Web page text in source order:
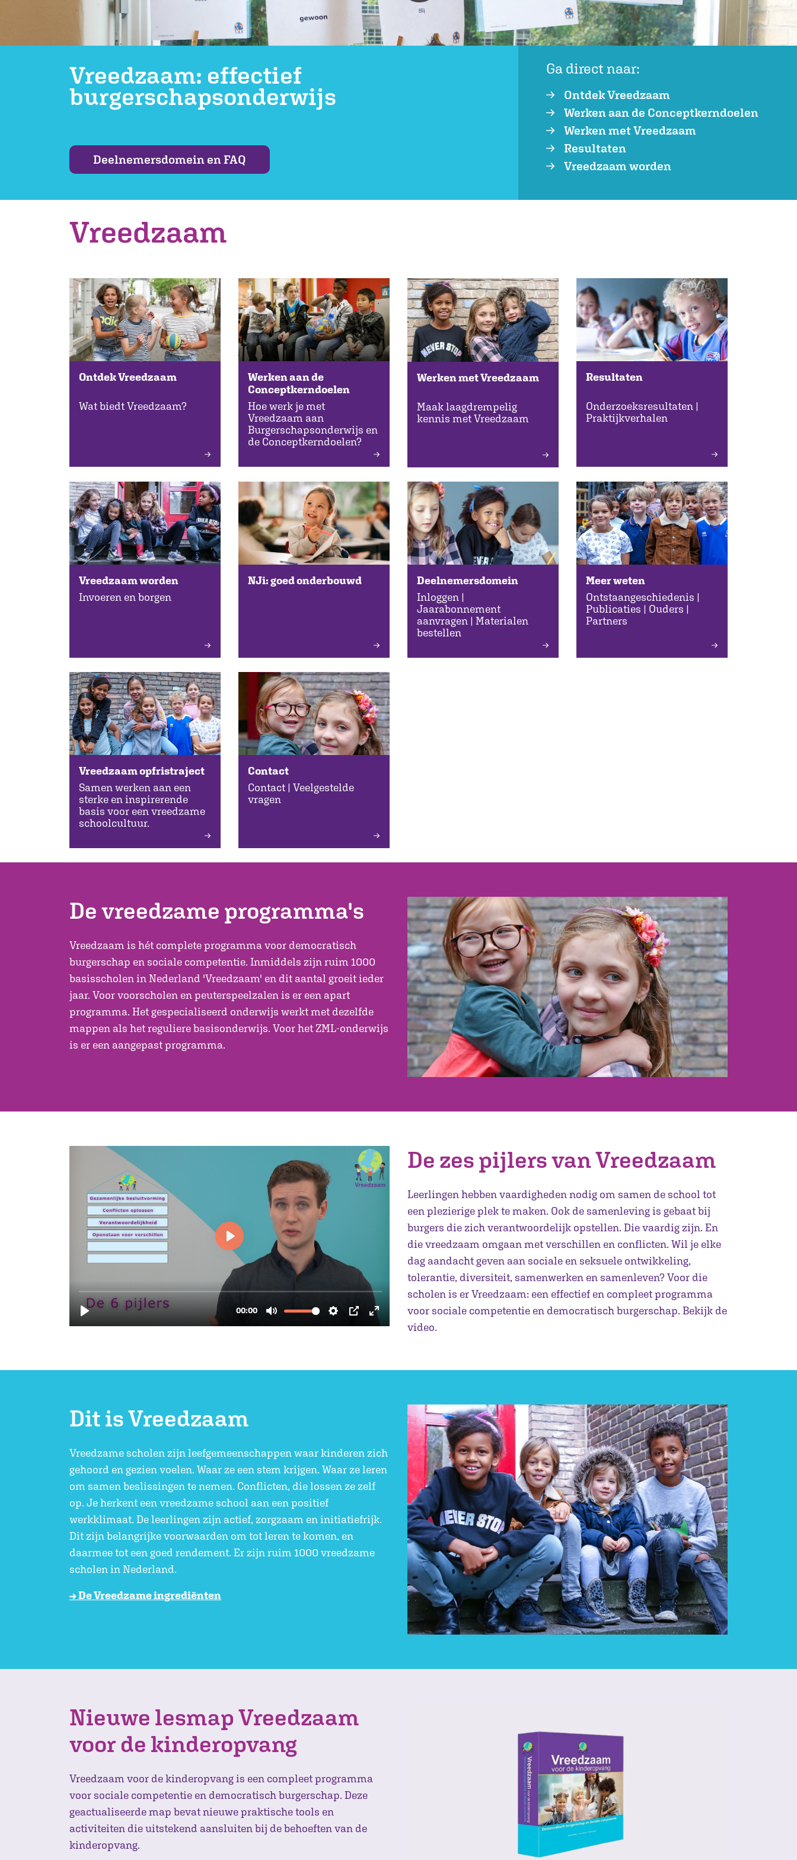
Vreedzaam: effectief
burgerschapsonderwijs
Deelnemersdomein en FAQ
Ga direct naar:
Ontdek Vreedzaam
Werken aan de Conceptkerndoelen
Werken met Vreedzaam
Resultaten
Vreedzaam worden
Vreedzaam
Ontdek Vreedzaam
Wat biedt Vreedzaam?
Werken aan de
Conceptkerndoelen
Hoe werk je met
Vreedzaam aan
Burgerschapsonderwijs en
de Conceptkerndoelen?
Werken met Vreedzaam
Maak laagdrempelig
kennis met Vreedzaam
Resultaten
Onderzoeksresultaten |
Praktijkverhalen
Vreedzaam worden
Invoeren en borgen
NJi: goed onderbouwd
Deelnemersdomein
Inloggen |
Jaarabonnement
aanvragen | Materialen
bestellen
Meer weten
Ontstaangeschiedenis |
Publicaties | Ouders |
Partners
Vreedzaam opfristraject
Samen werken aan een
sterke en inspirerende
basis voor een vreedzame
schoolcultuur.
Contact
Contact | Veelgestelde
vragen
De vreedzame programma's
Vreedzaam is hét complete programma voor democratisch
burgerschap en sociale competentie. Inmiddels zijn ruim 1000
basisscholen in Nederland 'Vreedzaam' en dit aantal groeit ieder
jaar. Voor voorscholen en peuterspeelzalen is er een apart
programma. Het gespecialiseerd onderwijs werkt met dezelfde
mappen als het reguliere basisonderwijs. Voor het ZML-onderwijs
is er een aangepast programma.
De zes pijlers van Vreedzaam
Leerlingen hebben vaardigheden nodig om samen de school tot
een plezierige plek te maken. Ook de samenleving is gebaat bij
burgers die zich verantwoordelijk opstellen. Die vaardig zijn. En
die vreedzaam omgaan met verschillen en conflicten. Wil je elke
dag aandacht geven aan sociale en seksuele ontwikkeling,
tolerantie, diversiteit, samenwerken en samenleven? Voor die
scholen is er Vreedzaam: een effectief en compleet programma
voor sociale competentie en democratisch burgerschap. Bekijk de
video.
Dit is Vreedzaam
Vreedzame scholen zijn leefgemeenschappen waar kinderen zich
gehoord en gezien voelen. Waar ze een stem krijgen. Waar ze leren
om samen beslissingen te nemen. Conflicten, die lossen ze zelf
op. Je herkent een vreedzame school aan een positief
werkklimaat. De leerlingen zijn actief, zorgzaam en initiatiefrijk.
Dit zijn belangrijke voorwaarden om tot leren te komen, en
daarmee tot een goed rendement. Er zijn ruim 1000 vreedzame
scholen in Nederland.
→ De Vreedzame ingrediënten
Nieuwe lesmap Vreedzaam
voor de kinderopvang
Vreedzaam voor de kinderopvang is een compleet programma
voor sociale competentie en democratisch burgerschap. Deze
geactualiseerde map bevat nieuwe praktische tools en
activiteiten die uitstekend aansluiten bij de behoeften van de
kinderopvang.